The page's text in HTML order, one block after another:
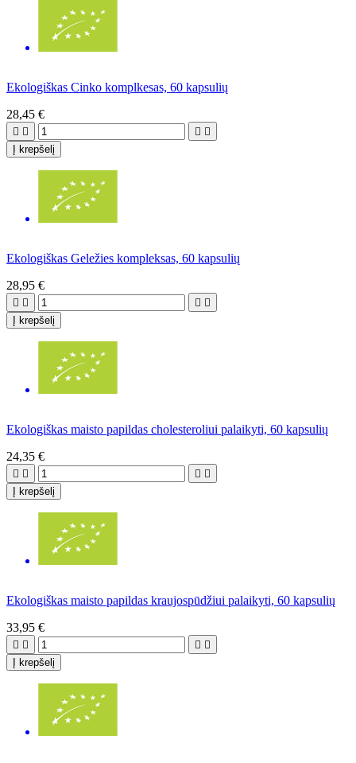
Ekologiškas Cinko komplkesas, 60 kapsulių
28,45 €
   
Į krepšelį
Ekologiškas Geležies kompleksas, 60 kapsulių
28,95 €
   
Į krepšelį
Ekologiškas maisto papildas cholesteroliui palaikyti, 60 kapsulių
24,35 €
   
Į krepšelį
Ekologiškas maisto papildas kraujospūdžiui palaikyti, 60 kapsulių
33,95 €
   
Į krepšelį